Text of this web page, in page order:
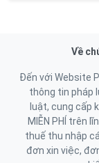
Về
Đến với Website
thông tin pháp
luật, cung cấp
MIỄN PHÍ trên
thuế thu nhập
đơn xin việc,